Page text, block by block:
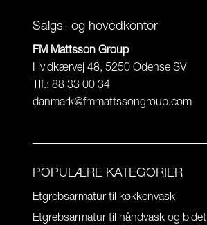
Salgs- og hovedkontor
FM Mattsson Group
Hvidkærvej 48, 5250 Odense SV
Tlf.: 88 33 00 34
danmark@fmmattssongroup.com
POPULÆRE KATEGORIER
Etgrebsarmatur til køkkenvask
Etgrebsarmatur til håndvask og bidet